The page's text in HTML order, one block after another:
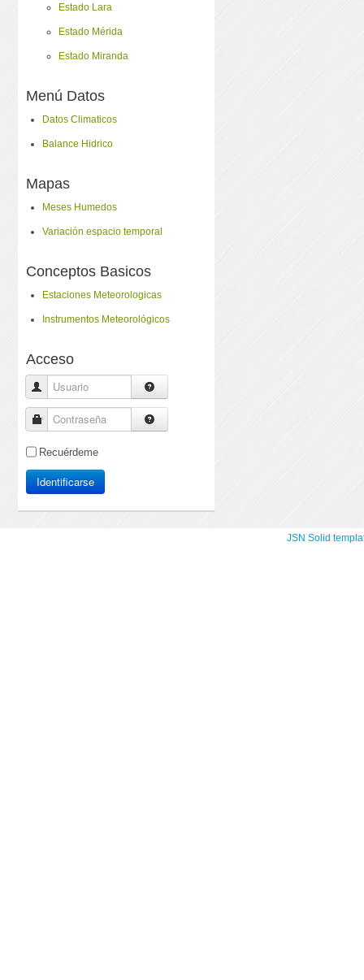
Estado Lara
Estado Mérida
Estado Miranda
Menú Datos
Datos Climaticos
Balance Hidrico
Mapas
Meses Humedos
Variación espacio temporal
Conceptos Basicos
Estaciones Meteorologicas
Instrumentos Meteorológicos
Acceso
Usuario
Contraseña
Recuérdeme
Identificarse
JSN Solid